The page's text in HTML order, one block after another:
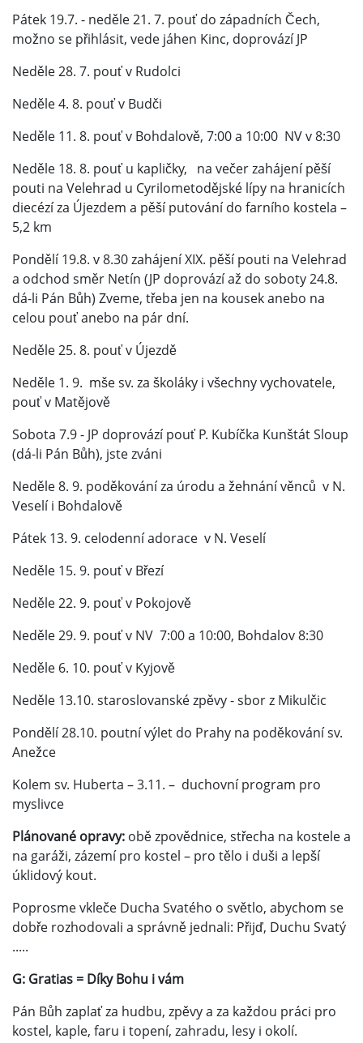
Pátek 19.7. - neděle 21. 7. pouť do západních Čech,
možno se přihlásit, vede jáhen Kinc, doprovází JP
Neděle 28. 7. pouť v Rudolci
Neděle 4. 8. pouť v Budči
Neděle 11. 8. pouť v Bohdalově, 7:00 a 10:00 NV v 8:30
Neděle 18. 8. pouť u kapličky, na večer zahájení pěší
pouti na Velehrad u Cyrilometodějské lípy na hranicích
diecézí za Újezdem a pěší putování do farního kostela –
5,2 km
Pondělí 19.8. v 8.30 zahájení XIX. pěší pouti na Velehrad
a odchod směr Netín (JP doprovází až do soboty 24.8.
dá-li Pán Bůh) Zveme, třeba jen na kousek anebo na
celou pouť anebo na pár dní.
Neděle 25. 8. pouť v Újezdě
Neděle 1. 9. mše sv. za školáky i všechny vychovatele,
pouť v Matějově
Sobota 7.9 - JP doprovází pouť P. Kubíčka Kunštát Sloup
(dá-li Pán Bůh), jste zváni
Neděle 8. 9. poděkování za úrodu a žehnání věnců v N.
Veselí i Bohdalově
Pátek 13. 9. celodenní adorace v N. Veselí
Neděle 15. 9. pouť v Březí
Neděle 22. 9. pouť v Pokojově
Neděle 29. 9. pouť v NV 7:00 a 10:00, Bohdalov 8:30
Neděle 6. 10. pouť v Kyjově
Neděle 13.10. staroslovanské zpěvy - sbor z Mikulčic
Pondělí 28.10. poutní výlet do Prahy na poděkování sv.
Anežce
Kolem sv. Huberta – 3.11. – duchovní program pro
myslivce
Plánované opravy: obě zpovědnice, střecha na kostele a
na garáži, zázemí pro kostel – pro tělo i duši a lepší
úklidový kout.
Poprosme vkleče Ducha Svatého o světlo, abychom se
dobře rozhodovali a správně jednali: Přijď, Duchu Svatý
.....
G: Gratias = Díky Bohu i vám
Pán Bůh zaplať za hudbu, zpěvy a za každou práci pro
kostel, kaple, faru i topení, zahradu, lesy i okolí.